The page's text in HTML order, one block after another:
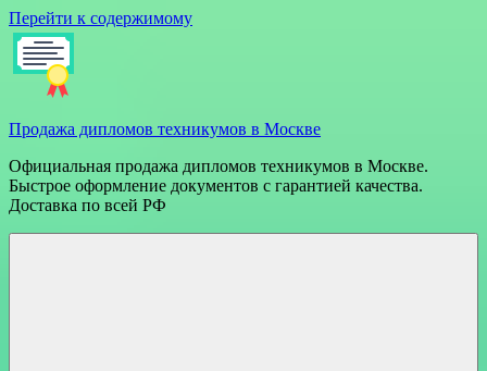
Перейти к содержимому
Продажа дипломов техникумов в Москве
Официальная продажа дипломов техникумов в Москве.
Быстрое оформление документов с гарантией качества.
Доставка по всей РФ